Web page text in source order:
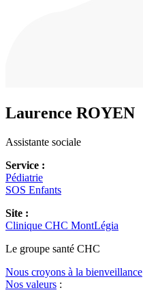
Laurence ROYEN
Assistante sociale
Service :
Pédiatrie
SOS Enfants
Site :
Clinique CHC MontLégia
Le groupe santé CHC
Nous croyons à la bienveillance
Nos valeurs :